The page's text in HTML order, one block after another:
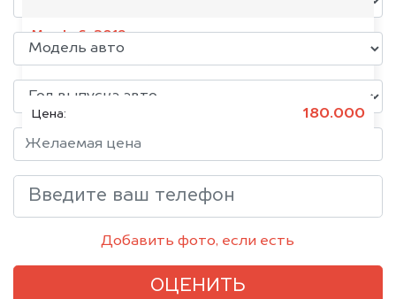
Mazda 6, 2019
Цена: 180.000
Добавить фото, если есть
ОЦЕНИТЬ